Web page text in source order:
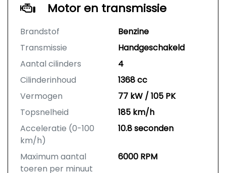
Motor en transmissie
Brandstof
Benzine
Transmissie
Handgeschakeld
Aantal cilinders
4
Cilinderinhoud
1368 cc
Vermogen
77 kW / 105 PK
Topsnelheid
185 km/h
Acceleratie (0-100
km/h)
10.8 seconden
Maximum aantal
toeren per minuut
6000 RPM